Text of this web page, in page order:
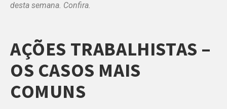
desta semana. Confira.
AÇÕES TRABALHISTAS –
OS CASOS MAIS
COMUNS